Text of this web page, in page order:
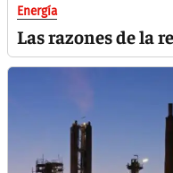
Energía
Las razones de la